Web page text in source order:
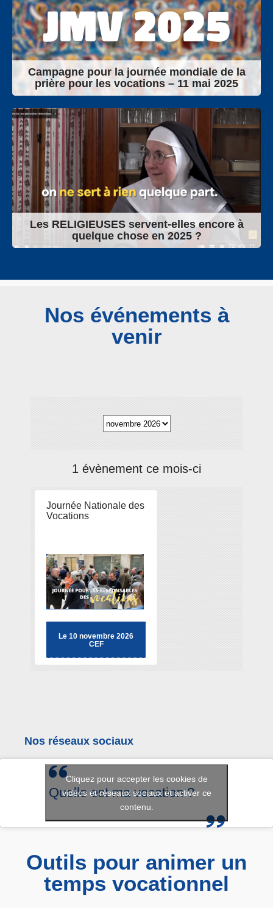
Campagne pour la journée mondiale de la
prière pour les vocations – 11 mai 2025
Les RELIGIEUSES servent-elles encore à
quelque chose en 2025 ?
Nos événements à
venir
1 évènement ce mois-ci
Journée Nationale des
Vocations
Le 10 novembre 2026
CEF
Nos réseaux sociaux
Quelle est ma vocation ?
Cliquez pour accepter les cookies de
vidéos et réseaux sociaux et activer ce
contenu.
Outils pour animer un
temps vocationnel